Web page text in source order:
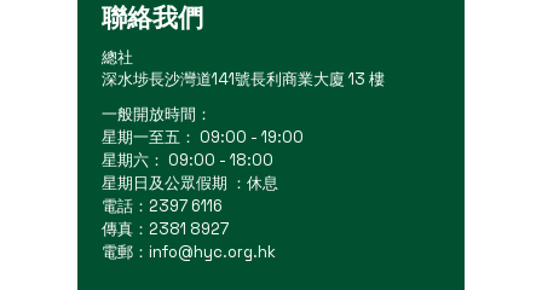
聯絡我們
總社
深水埗長沙灣道141號長利商業大廈 13 樓
一般開放時間：
星期一至五： 09:00 - 19:00
星期六： 09:00 - 18:00
星期日及公眾假期 ：休息
電話：2397 6116
傳真：2381 8927
電郵： info@hyc.org.hk